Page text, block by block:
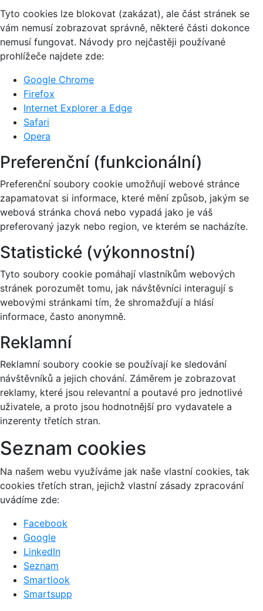
Tyto cookies lze blokovat (zakázat), ale část stránek se
vám nemusí zobrazovat správně, některé části dokonce
nemusí fungovat. Návody pro nejčastěji používané
prohlížeče najdete zde:
Google Chrome
Firefox
Internet Explorer a Edge
Safari
Opera
Preferenční (funkcionální)
Preferenční soubory cookie umožňují webové stránce
zapamatovat si informace, které mění způsob, jakým se
webová stránka chová nebo vypadá jako je váš
preferovaný jazyk nebo region, ve kterém se nacházíte.
Statistické (výkonnostní)
Tyto soubory cookie pomáhají vlastníkům webových
stránek porozumět tomu, jak návštěvníci interagují s
webovými stránkami tím, že shromažďují a hlásí
informace, často anonymně.
Reklamní
Reklamní soubory cookie se používají ke sledování
návštěvníků a jejich chování. Záměrem je zobrazovat
reklamy, které jsou relevantní a poutavé pro jednotlivé
uživatele, a proto jsou hodnotnější pro vydavatele a
inzerenty třetích stran.
Seznam cookies
Na našem webu využíváme jak naše vlastní cookies, tak
cookies třetích stran, jejichž vlastní zásady zpracování
uvádíme zde:
Facebook
Google
LinkedIn
Seznam
Smartlook
Smartsupp